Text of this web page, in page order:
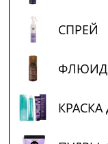
СПРЕЙ